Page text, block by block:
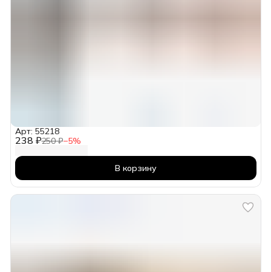
238 ₽250 ₽−5%
Арт: 55218
В корзину